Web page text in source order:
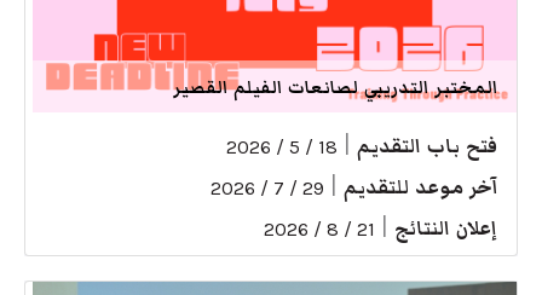
المختبر التدريبي لصانعات الفيلم القصير
فتح باب التقديم 18 / 5 / 2026
آخر موعد للتقديم 29 / 7 / 2026
إعلان النتائج 21 / 8 / 2026